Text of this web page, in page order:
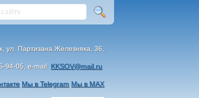
ул. Партизана Железняка, 36,
94-05, e-mail: KKSOV@mail.ru
Мы в Telegram Мы в МАХ